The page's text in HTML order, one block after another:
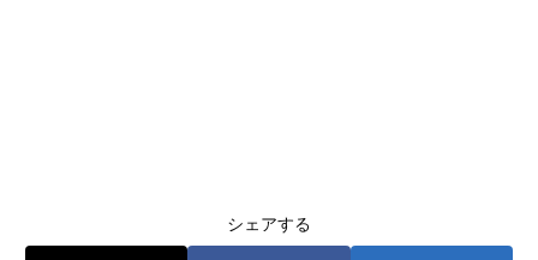
シェアする